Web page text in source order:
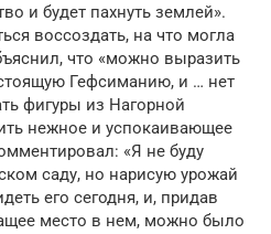
и будет пахнуть землей».
воссоздать, на что могла
что «можно выразить
Гефсиманию, и … нет
фигуры из Нагорной
нежное и успокаивающее
«Я не буду
саду, но нарисую урожай
его сегодня, и, придав
место в нем, можно было